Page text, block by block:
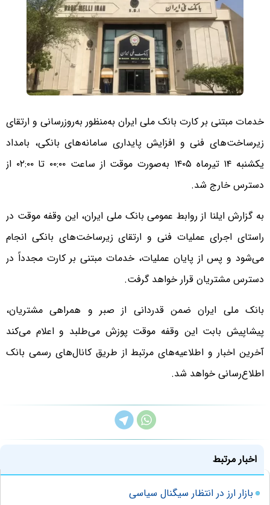
خدمات مبتنی بر کارت بانک ملی ایران به‌منظور به‌روزرسانی و ارتقای
زیرساخت‌های فنی و افزایش پایداری سامانه‌های بانکی، بامداد
یکشنبه ۱۴ تیرماه ۱۴۰۵ به‌صورت موقت از ساعت ۰۰:۰۰ تا ۰۲:۰۰ از
دسترس خارج شد.
به گزارش ایلنا از روابط عمومی بانک ملی ایران، این وقفه موقت در
راستای اجرای عملیات فنی و ارتقای زیرساخت‌های بانکی انجام
می‌شود و پس از پایان عملیات، خدمات مبتنی بر کارت مجدداً در
دسترس مشتریان قرار خواهد گرفت.
بانک ملی ایران ضمن قدردانی از صبر و همراهی مشتریان،
پیشاپیش بابت این وقفه موقت پوزش می‌طلبد و اعلام می‌کند
آخرین اخبار و اطلاعیه‌های مرتبط از طریق کانال‌های رسمی بانک
اطلاع‌رسانی خواهد شد.
اخبار مرتبط
بازار ارز در انتظار سیگنال سیاسی